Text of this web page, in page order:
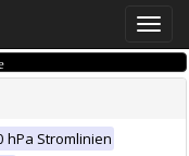
Toggle
hPa Stromlinien